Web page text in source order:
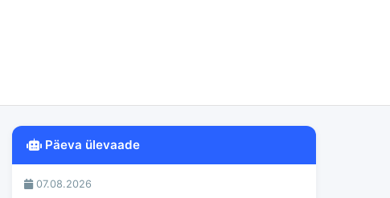
Päeva ülevaade
07.08.2026